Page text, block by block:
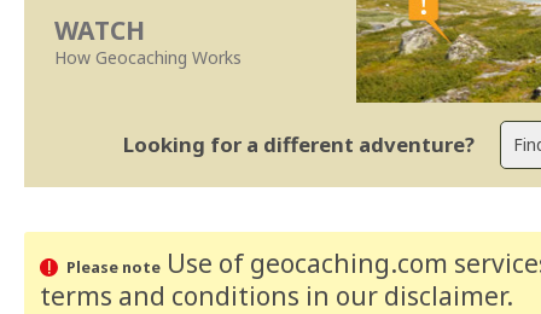
WATCH
How Geocaching Works
Looking for a different adventure?
Please noteUse of geocaching.com
terms and conditions in our disclaimer.